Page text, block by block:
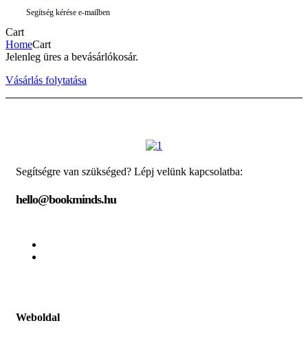
Segítség kérése e-mailben
Cart
HomeCart
Jelenleg üres a bevásárlókosár.
Vásárlás folytatása
Segítségre van szükséged? Lépj velünk kapcsolatba:
hello@bookminds.hu
Weboldal